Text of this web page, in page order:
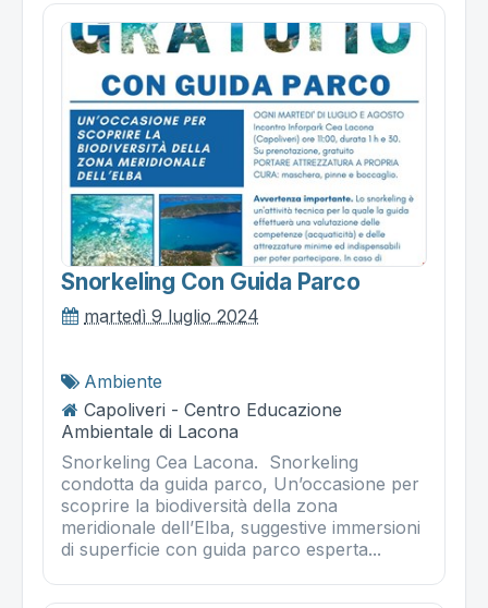
Snorkeling Con Guida Parco
martedì 9 luglio 2024
Ambiente
Capoliveri - Centro Educazione
Ambientale di Lacona
Snorkeling Cea Lacona. Snorkeling
condotta da guida parco, Un’occasione per
scoprire la biodiversità della zona
meridionale dell’Elba, suggestive immersioni
di superficie con guida parco esperta...